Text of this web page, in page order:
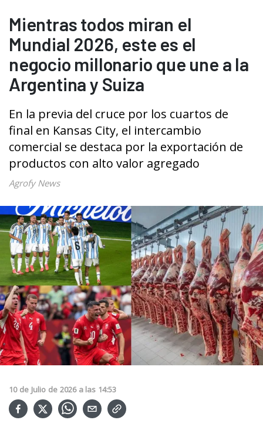
Mientras todos miran el
Mundial 2026, este es el
negocio millonario que une a la
Argentina y Suiza
En la previa del cruce por los cuartos de
final en Kansas City, el intercambio
comercial se destaca por la exportación de
productos con alto valor agregado
Agrofy News
10 de Julio de 2026 a las 14:53